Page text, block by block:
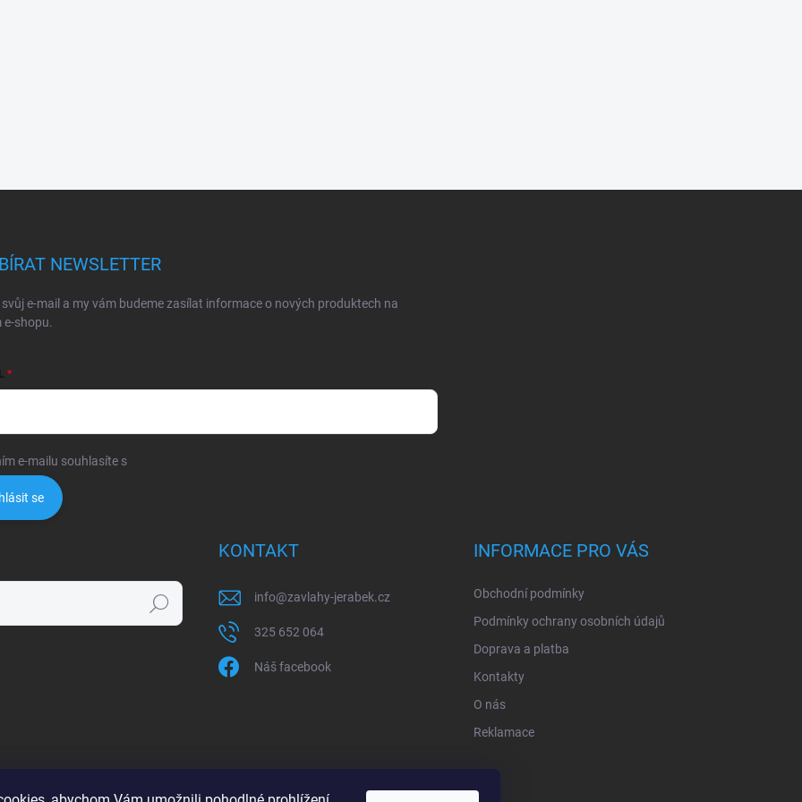
NEWSLETTER
e-mail a my vám budeme zasílat informace o nových produktech na
e-shopu.
e-mailu souhlasíte s
se
Hledat
KONTAKT
info@zavlahy-jerabek.cz
325 652 064
Náš facebook
INFORMACE PRO VÁS
Obchodní podmínky
Podmínky ochrany osobních údajů
Doprava a platba
Kontakty
O nás
Reklamace